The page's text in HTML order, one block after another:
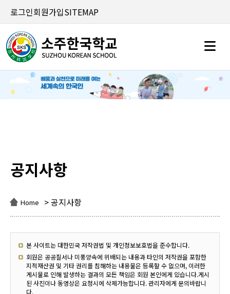
로그인회원가입SITEMAP
공지사항
Home > 공지사항
본 사이트는 대한민국 저작권법 및 개인정보보호법을 준수합니다.
회원은 공공질서나 미풍양속에 위배되는 내용과 타인의 저작권을 포함한
지적재산권 및 기타 권리를 침해하는 내용물은 등록할 수 없으며, 이러한
게시물로 인해 발생하는 결과의 모든 책임은 회원 본인에게 있습니다.게시
된 사진이나 동영상은 요청시에 삭제가능합니다. 관리자에게 문의바랍니
다.